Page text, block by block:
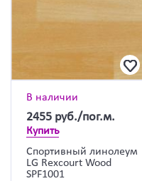
В наличии
2455 руб./пог.м.
Купить
Спортивный линолеум
LG Rexcourt Wood
SPF1001